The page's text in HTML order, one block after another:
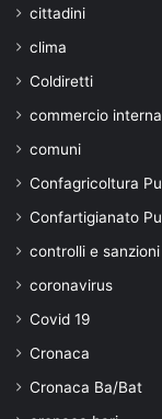
cittadini
clima
Coldiretti
commercio
comuni
Confagricoltura
Confartigianato
controlli e sanzioni
coronavirus
Covid 19
Cronaca
Cronaca Ba/Bat